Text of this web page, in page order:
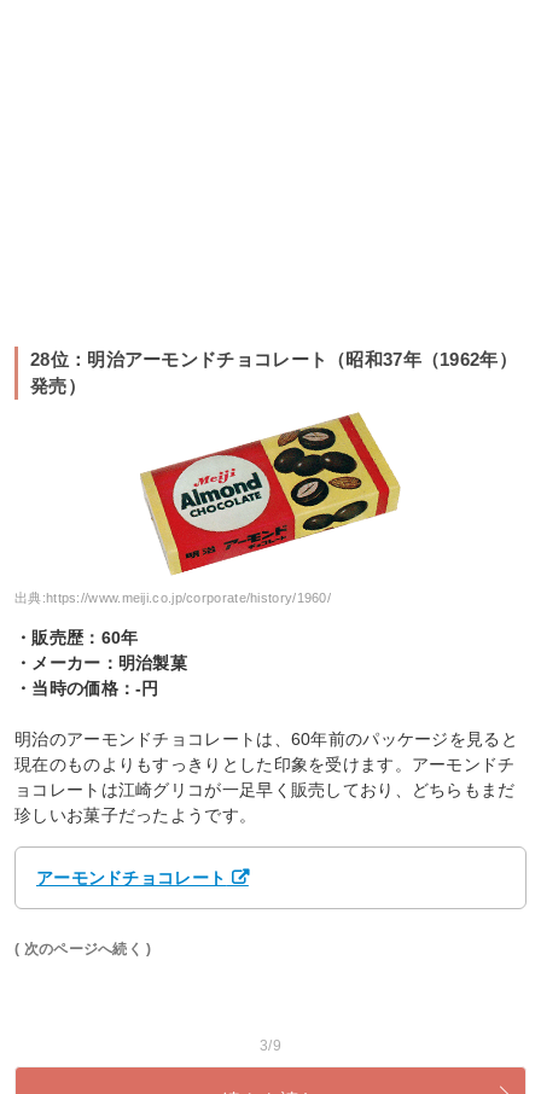
28位：明治アーモンドチョコレート（昭和37年（1962年）
発売）
出典: https://www.meiji.co.jp/corporate/history/1960/
・販売歴：60年
・メーカー：明治製菓
・当時の価格：-円
明治のアーモンドチョコレートは、60年前のパッケージを見ると
現在のものよりもすっきりとした印象を受けます。アーモンドチ
ョコレートは江崎グリコが一足早く販売しており、どちらもまだ
珍しいお菓子だったようです。
アーモンドチョコレート
( 次のページへ続く )
3/9